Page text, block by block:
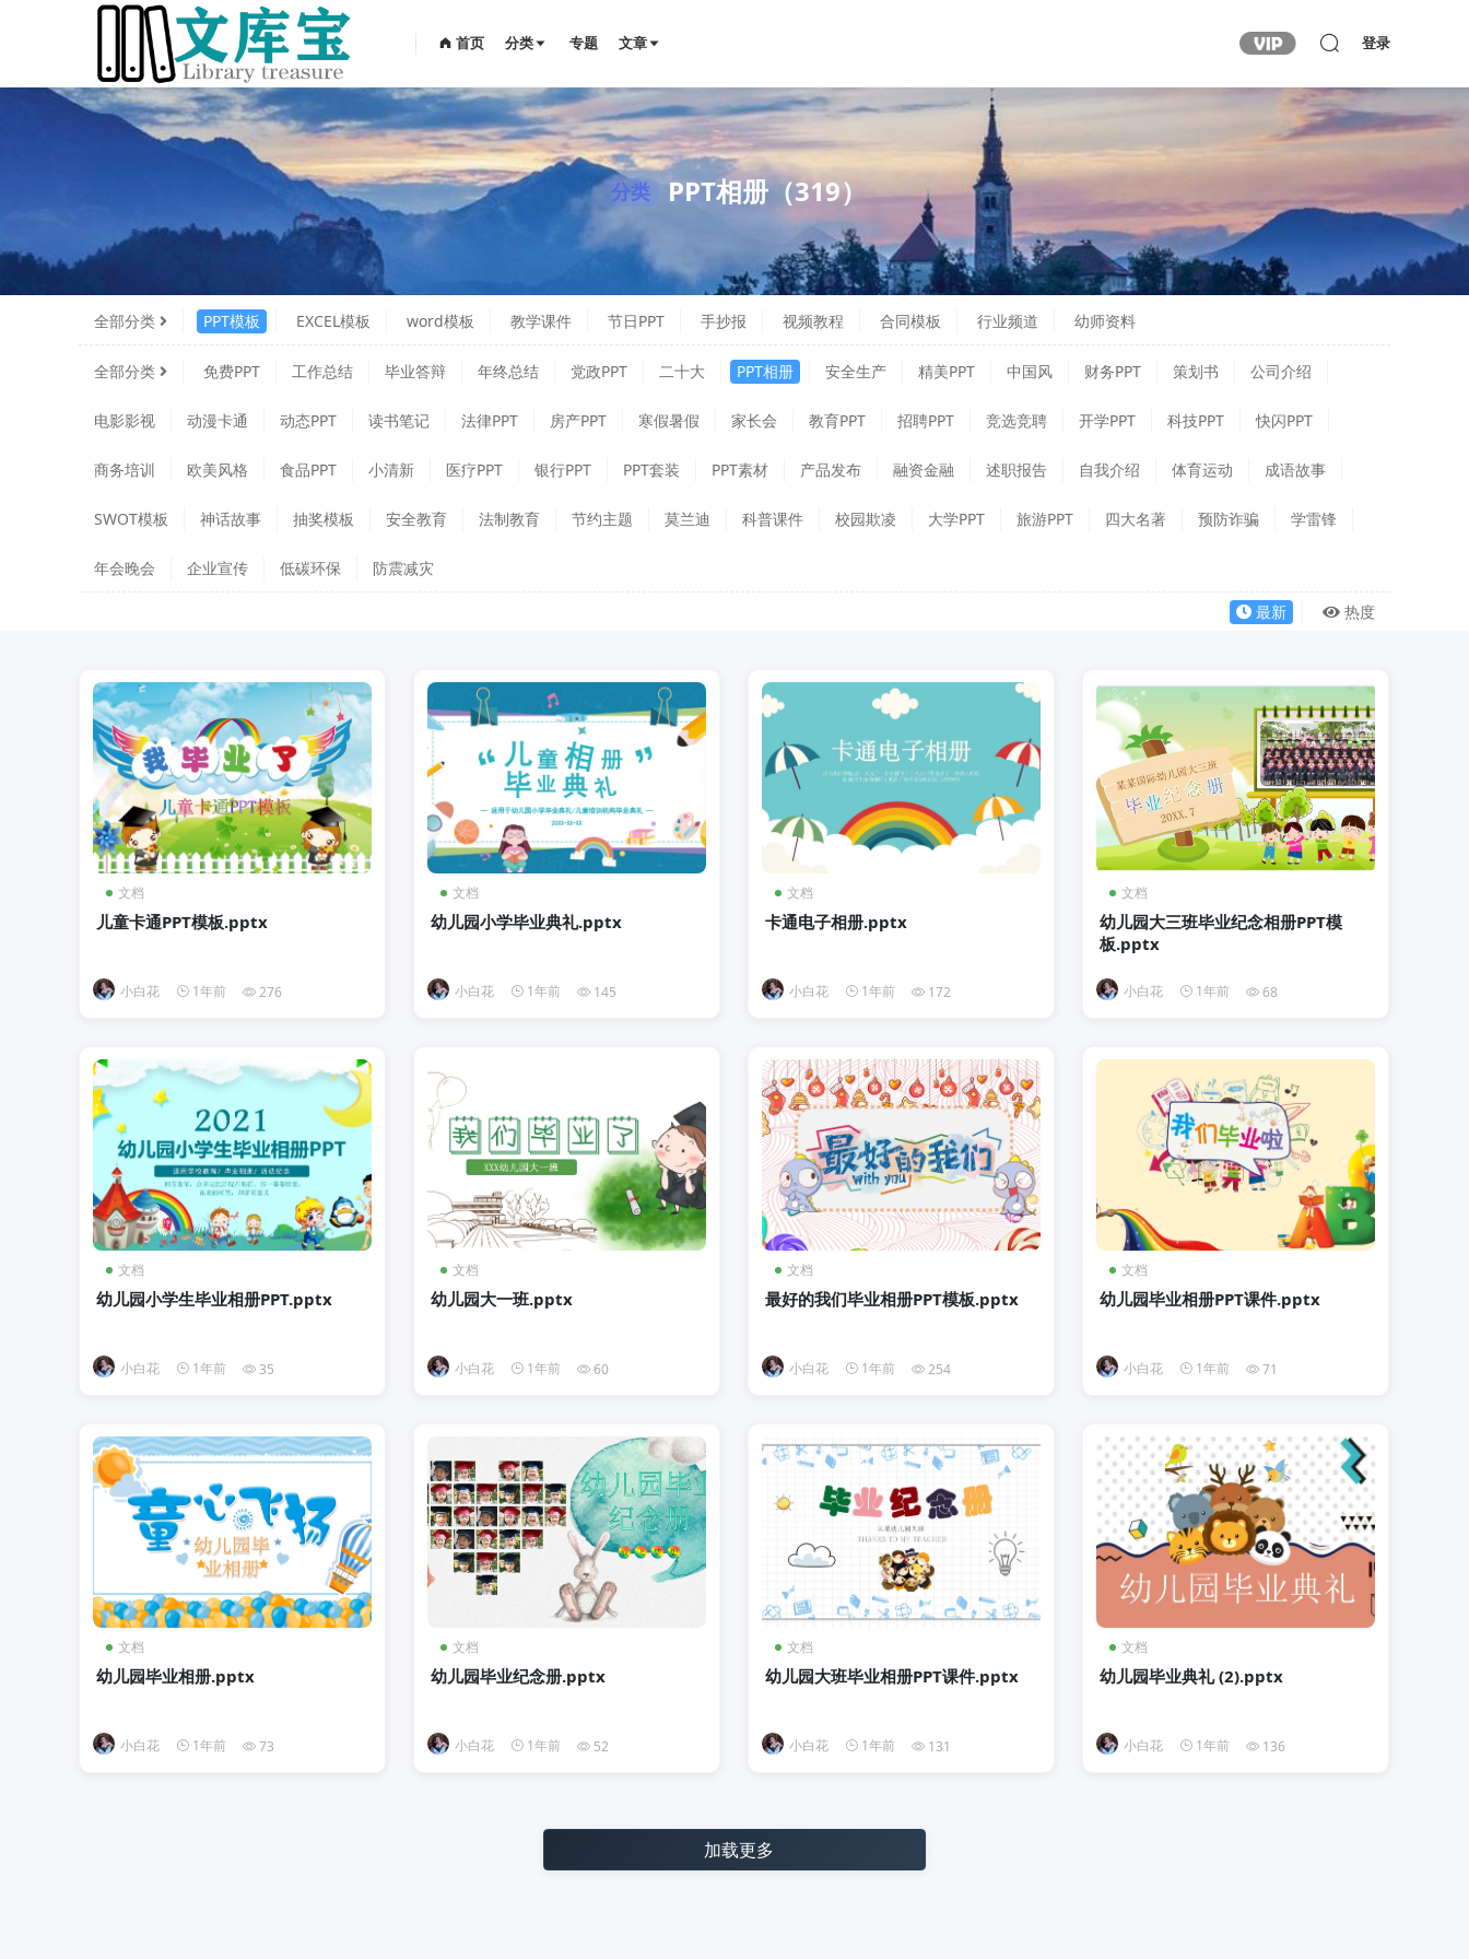
首页 分类 专题 文章 登录
分类 PPT相册（319）
全部分类 PPT模板 EXCEL模板 word模板 教学课件 节日PPT 手抄报 视频教程 合同模板 行业频道 幼师资料
全部分类 免费PPT 工作总结 毕业答辩 年终总结 党政PPT 二十大 PPT相册 安全生产 精美PPT 中国风 财务PPT 策划书 公司介绍
电影影视 动漫卡通 动态PPT 读书笔记 法律PPT 房产PPT 寒假暑假 家长会 教育PPT 招聘PPT 竞选竞聘 开学PPT 科技PPT 快闪PPT
商务培训 欧美风格 食品PPT 小清新 医疗PPT 银行PPT PPT套装 PPT素材 产品发布 融资金融 述职报告 自我介绍 体育运动 成语故事
SWOT模板 神话故事 抽奖模板 安全教育 法制教育 节约主题 莫兰迪 科普课件 校园欺凌 大学PPT 旅游PPT 四大名著 预防诈骗 学雷锋
年会晚会 企业宣传 低碳环保 防震减灾
最新 热度
文档
儿童卡通PPT模板.pptx
小白花 1年前 276
文档
幼儿园小学毕业典礼.pptx
小白花 1年前 145
文档
卡通电子相册.pptx
小白花 1年前 172
文档
幼儿园大三班毕业纪念相册PPT模
板.pptx
小白花 1年前 68
文档
幼儿园小学生毕业相册PPT.pptx
小白花 1年前 35
文档
幼儿园大一班.pptx
小白花 1年前 60
文档
最好的我们毕业相册PPT模板.pptx
小白花 1年前 254
文档
幼儿园毕业相册PPT课件.pptx
小白花 1年前 71
文档
幼儿园毕业相册.pptx
小白花 1年前 73
文档
幼儿园毕业纪念册.pptx
小白花 1年前 52
文档
幼儿园大班毕业相册PPT课件.pptx
小白花 1年前 131
文档
幼儿园毕业典礼 (2).pptx
小白花 1年前 136
加载更多